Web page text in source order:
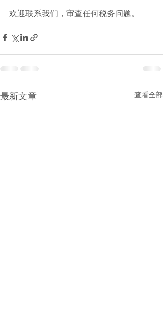
欢迎联系我们，审查任何税务问题。
最新文章 查看全部